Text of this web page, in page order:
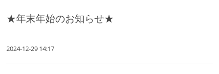
★年末年始のお知らせ★
2024-12-29 14:17